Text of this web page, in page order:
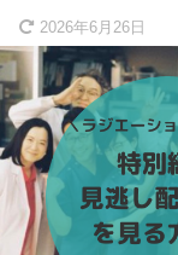
2026年6月26日